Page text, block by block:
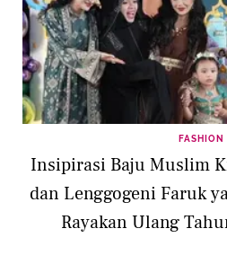
FASHION
Insipirasi Baju Muslim
dan Lenggogeni Faruk
Rayakan Ulang